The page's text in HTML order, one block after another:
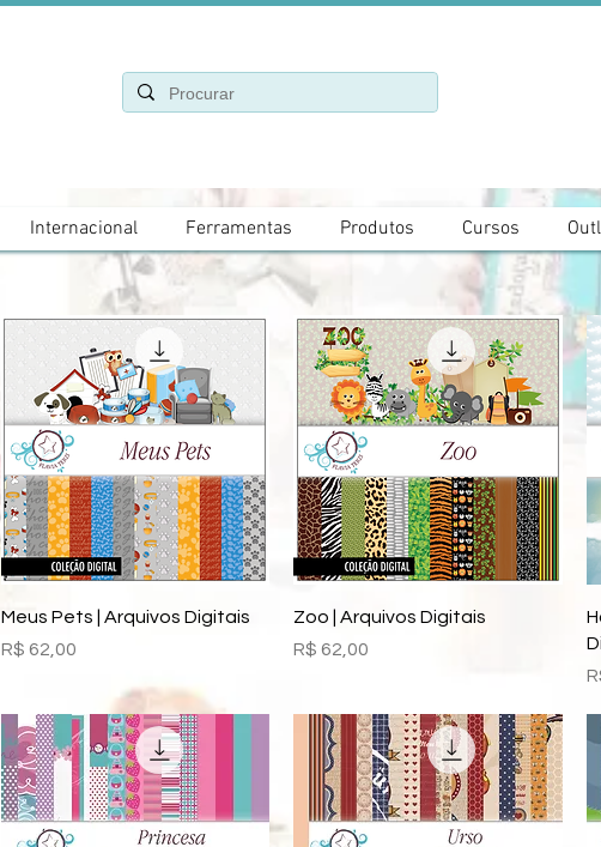
Internacional Ferramentas Produtos Cursos
Visualização rápida
Meus Pets | Arquivos Digitais
Preço
R$ 62,00
Visualização rápida
Zoo | Arquivos Digitais
Preço
R$ 62,00